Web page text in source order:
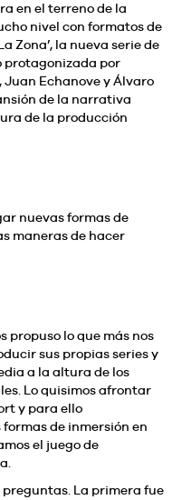
en el terreno de la
nivel con formatos de
Zona’, la nueva serie de
protagonizada por
Juan Echanove y Álvaro
de la narrativa
de la producción
nuevas formas de
maneras de hacer
propuso lo que más nos
sus propias series y
a la altura de los
Lo quisimos afrontar
y para ello
de inmersión en
el juego de
La primera fue